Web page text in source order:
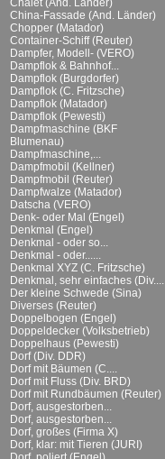
Chalet (And. Länder)
China-Fassade (And. Länder)
Chopper (Matador)
Container-Schiff (Reuter)
Dampfer, Modell- (VERO)
Dampflok & Bahnhof...
Dampflok (Burgdorfer)
Dampflok (C. Fritzsche)
Dampflok (Matador)
Dampflok (Pewesti)
Dampfmaschine (BKF
Blumenau)
Dampfmaschine,...
Dampfmobil (Kellner)
Dampfmobil (Reuter)
Dampfwalze (Matador)
Datscha (VERO)
Denk- oder Mal (Engel)
Denkmal (Engel)
Denkmal - oder so...
Denkmal - oder......
Denkmal XYZ (C. Fritzsche)
Denkmal, sehr einfaches (Div....
Der kleine Schwede (Sina)
Diverses (Reuter)
Doppelbogen (Engel)
Doppeldecker (Volksbetrieb)
Doppelhaus (Pewesti)
Dorf (Div. DDR)
Dorf mit Bäumen (C....
Dorf mit Fluss (Div. BRD)
Dorf mit Rundbäumen (Reuter)
Dorf, ausgestorben...
Dorf, ausgestorben...
Dorf, großes (Firma X)
Dorf, klar: mit Tieren (JURI)